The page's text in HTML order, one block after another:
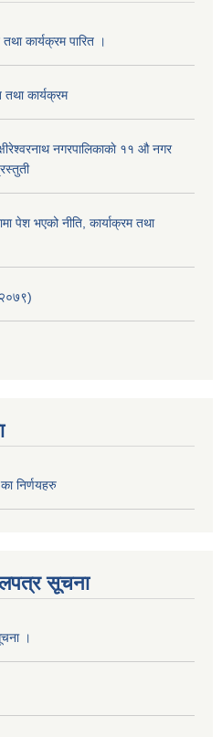
कार्यक्रम पारित ।
कार्यक्रम
नगरपालिकाकाे ११ ‍औ नगर
पेश भएको नीति, कार्याक्रम तथा
निर्णयहरु
सूचना
।